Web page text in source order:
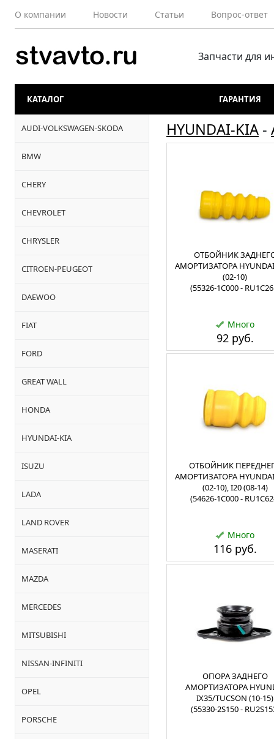
О компании Новости Статьи Вопрос-ответ
Запчасти для
КАТАЛОГ ГАРАНТИЯ
AUDI-VOLKSWAGEN-SKODA
BMW
CHERY
CHEVROLET
CHRYSLER
CITROEN-PEUGEOT
DAEWOO
FIAT
FORD
GREAT WALL
HONDA
HYUNDAI-KIA
ISUZU
LADA
LAND ROVER
MASERATI
MAZDA
MERCEDES
MITSUBISHI
NISSAN-INFINITI
OPEL
PORSCHE
HYUNDAI-KIA -
ОТБОЙНИК
АМОРТИЗАТОРА HYUNDAI
(02-10)
(55326-1C000 -
Много
92 руб.
ОТБОЙНИК
АМОРТИЗАТОРА HYUNDAI
(02-10), I20 (08-14)
(54626-1C000 -
Много
116 руб.
ОПОРА ЗАДНЕГО
АМОРТИЗАТОРА
IX35/TUCSON (10-15)
(55330-2S150 -